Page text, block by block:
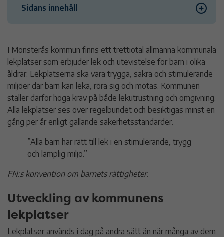
Sidans innehåll
Olika typer av lekplatser
Exempel på utveckling
Kontakt
I Mönsterås kommun finns ett trettiotal allmänna kommunala
lekplatser som erbjuder lek och utevistelse för barn i olika
åldrar. Lekplatserna ska vara trygga, säkra och stimulerande
miljöer där barn kan leka, röra sig och mötas. Kommunen
ställer därför höga krav på både lekutrustning och omgivning.
Alla lekplatser ses över regelbundet och besiktigas minst en
gång per år enligt gällande säkerhetsstandarder.
”Alla barn har rätt till lek i en stimulerande, trygg
och lämplig miljö.”
FN:s konvention om barnets rättigheter.
Utveckling av kommunens
lekplatser
Lekplatser används i dag på andra sätt än när många av dem